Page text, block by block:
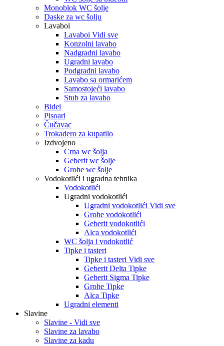
Monoblok WC šolje
Daske za wc šolju
Lavaboi
Lavaboi Vidi sve
Konzolni lavabo
Nadgradni lavabo
Ugradni lavabo
Podgradni lavabo
Lavabo sa ormarićem
Samostojeći lavabo
Stub za lavabo
Bidei
Pisoari
Čučavac
Trokadero za kupatilo
Izdvojeno
Crna wc šolja
Geberit wc šolje
Grohe wc šolje
Vodokotlići i ugradna tehnika
Vodokotlići
Ugradni vodokotlići
Ugradni vodokotlići Vidi sve
Grohe vodokotlići
Geberit vodokotlići
Alca vodokotlići
WC šolja i vodokotlić
Tipke i tasteri
Tipke i tasteri Vidi sve
Geberit Delta Tipke
Geberit Sigma Tipke
Grohe Tipke
Alca Tipke
Ugradni elementi
Slavine
Slavine - Vidi sve
Slavine za lavabo
Slavine za kadu